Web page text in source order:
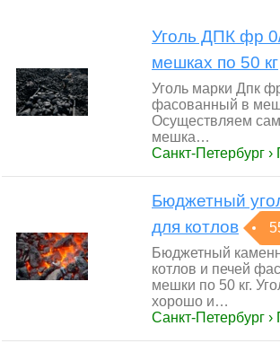
Уголь ДПК фр
мешках по 50 кг
Уголь марки Дпк
фасованный в
Осуществляем
мешка…
Санкт-Петербург
Бюджетный
для котлов
Бюджетный
котлов и печей
мешки по 50 кг.
хорошо и…
Санкт-Петербург